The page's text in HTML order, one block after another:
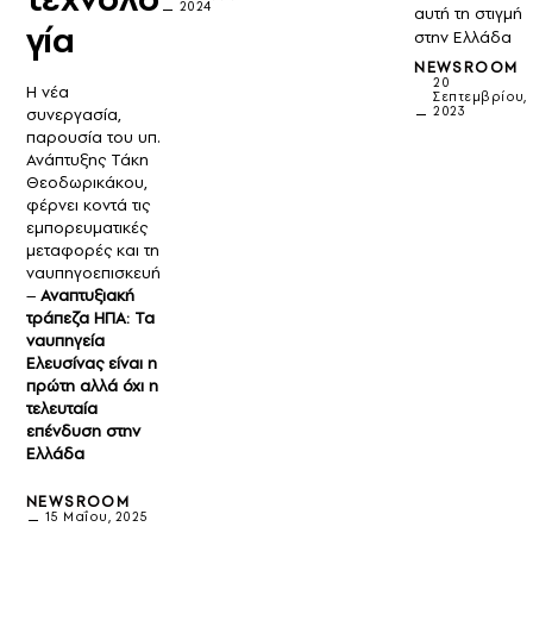
γία
Η νέα
συνεργασία,
παρουσία του υπ.
Ανάπτυξης Τάκη
Θεοδωρικάκου,
φέρνει κοντά τις
εμπορευματικές
μεταφορές και τη
ναυπηγοεπισκευή
– Αναπτυξιακή
τράπεζα ΗΠΑ: Τα
ναυπηγεία
Ελευσίνας είναι η
πρώτη αλλά όχι η
τελευταία
επένδυση στην
Ελλάδα
NEWSROOM
15 Μαΐου, 2025
2024
αυτή τη στιγμή
στην Ελλάδα
NEWSROOM
20
Σεπτεμβρίου,
2023